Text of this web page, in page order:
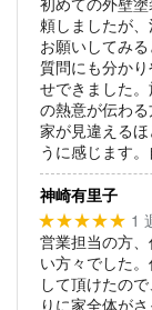
頼しましたが
お願いしてみ
質問にも分か
せできました
の熱意が伝わ
家が見違える
うに感じます
神崎有里子
★★★★★ 1
営業担当の方
い方々でした
して頂けたの
りに家全体が